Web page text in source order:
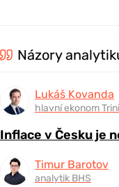
Názory
Lukáš Kovanda
hlavní ekonom
Inflace v Česku je
Timur Barotov
analytik BHS